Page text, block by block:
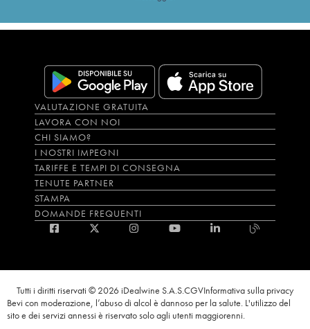
VALUTAZIONE GRATUITA
LAVORA CON NOI
CHI SIAMO?
I NOSTRI IMPEGNI
TARIFFE E TEMPI DI CONSEGNA
TENUTE PARTNER
STAMPA
DOMANDE FREQUENTI
Tutti i diritti riservati © 2026 iDealwine S.A.S.CGVInformativa sulla privacy
Bevi con moderazione, l’abuso di alcol è dannoso per la salute. L'utilizzo del
sito e dei servizi annessi è riservato solo agli utenti maggiorenni.